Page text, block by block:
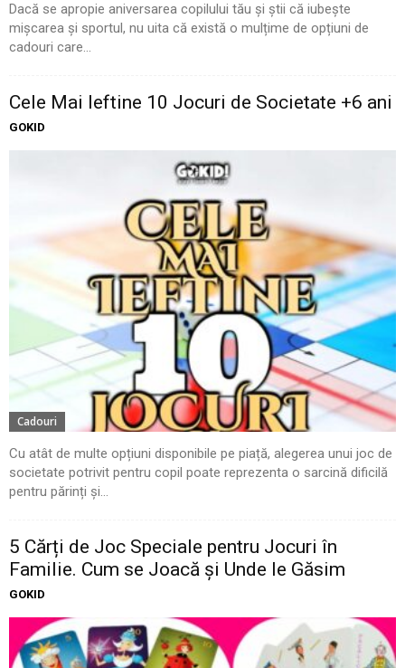
Dacă se apropie aniversarea copilului tău și știi că iubește
mișcarea și sportul, nu uita că există o mulțime de opțiuni de
cadouri care...
Cele Mai Ieftine 10 Jocuri de Societate +6 ani
GOKID
Cadouri
Cu atât de multe opțiuni disponibile pe piață, alegerea unui joc de
societate potrivit pentru copil poate reprezenta o sarcină dificilă
pentru părinți și...
5 Cărți de Joc Speciale pentru Jocuri în
Familie. Cum se Joacă și Unde le Găsim
GOKID